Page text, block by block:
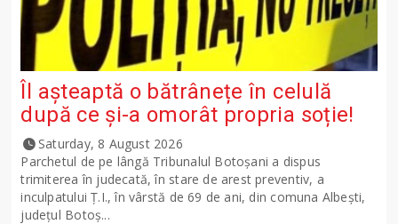
Îl așteaptă o bătrânețe în celulă
după ce și-a omorât propria soție!
Saturday, 8 August 2026
Parchetul de pe lângă Tribunalul Botoşani a dispus
trimiterea în judecată, în stare de arest preventiv, a
inculpatului Ț.I., în vârstă de 69 de ani, din comuna Albești,
județul Botoș...